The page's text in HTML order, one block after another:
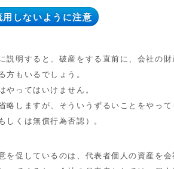
しないように注意
説明すると、破産をする直前に、会社の財
方もいるでしょう。
ってはいけません。
略しますが、そういうずるいことをやって
しくは無償行為否認）。
促しているのは、代表者個人の資産を会